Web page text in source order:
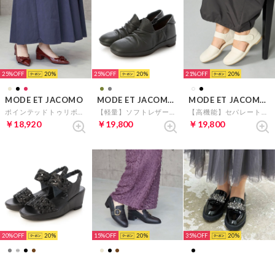
25% 20
MODE ET JACOMO
￥18,920
25% 20
MODE ET JACOMO D'ICI
￥19,800
21% 20
MODE ET JACOMO D'ICI
￥19,800
20% 20 15% 20 35% 20